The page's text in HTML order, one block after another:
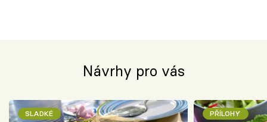
Návrhy pro vás
SLADKÉ PŘÍLOHY